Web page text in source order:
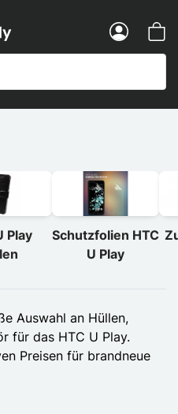
und Zubehör für
Play
Schutzfolien HTC
U Play
Auswahl an Hüllen,
für das HTC U Play.
Preisen für brandneue